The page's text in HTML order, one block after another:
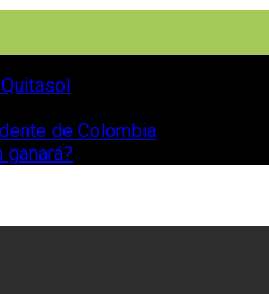
de Colombia
ganará?